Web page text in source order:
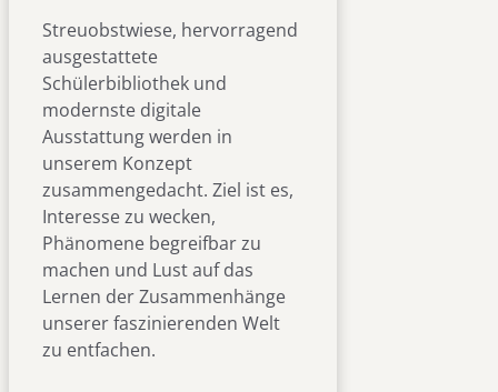
Streuobstwiese, hervorragend
ausgestattete
Schülerbibliothek und
modernste digitale
Ausstattung werden in
unserem Konzept
zusammengedacht. Ziel ist es,
Interesse zu wecken,
Phänomene begreifbar zu
machen und Lust auf das
Lernen der Zusammenhänge
unserer faszinierenden Welt
zu entfachen.